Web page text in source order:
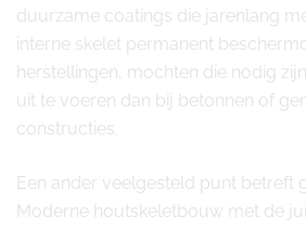
duurzame coatings die jarenlang
interne skelet permanent
herstellingen, mochten die nodig
uit te voeren dan bij betonnen of
constructies.
Een ander veelgesteld punt betreft
Moderne houtskeletbouw met de